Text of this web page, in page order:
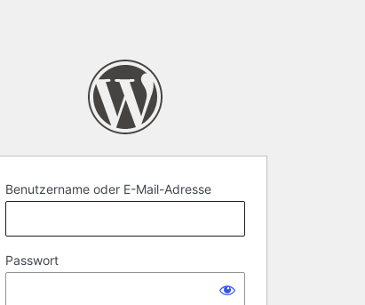
Benutzername oder E-Mail-Adresse
Passwort